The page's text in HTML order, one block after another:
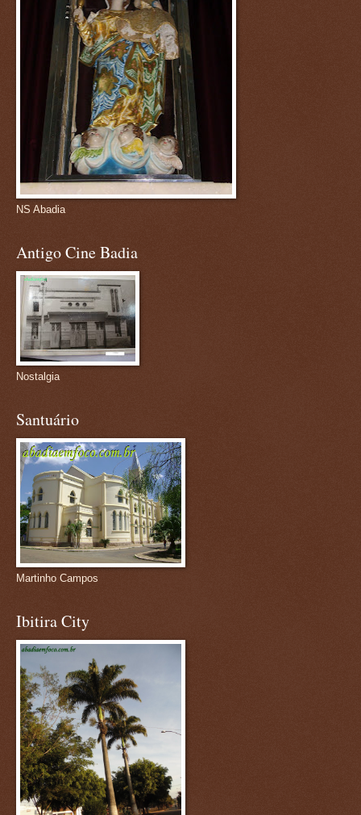
NS Abadia
Antigo Cine Badia
Nostalgia
Santuário
Martinho Campos
Ibitira City